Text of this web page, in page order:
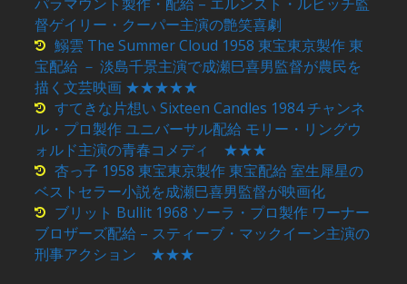
パラマウント製作・配給 – エルンスト・ルビッチ監
督ゲイリー・クーパー主演の艶笑喜劇
鰯雲 The Summer Cloud 1958 東宝東京製作 東
宝配給 － 淡島千景主演で成瀬巳喜男監督が農民を
描く文芸映画 ★★★★★
すてきな片想い Sixteen Candles 1984 チャンネ
ル・プロ製作 ユニバーサル配給 モリー・リングウ
ォルド主演の青春コメディ ★★★
杏っ子 1958 東宝東京製作 東宝配給 室生犀星の
ベストセラー小説を成瀬巳喜男監督が映画化
ブリット Bullit 1968 ソーラ・プロ製作 ワーナー
ブロザーズ配給 – スティーブ・マックイーン主演の
刑事アクション ★★★